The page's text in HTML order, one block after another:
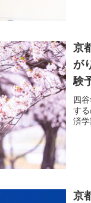
京
が
験
四
す
済
京